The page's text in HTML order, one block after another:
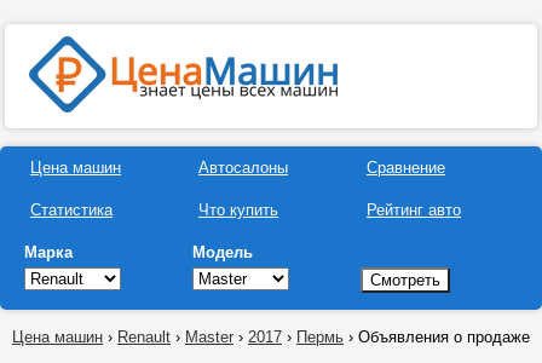
Цена машин
Статистика
Автосалоны
Что купить
Сравнение
Рейтинг авто
Марка Модель
Цена машин › Renault › Master › 2017 › Пермь › Объявления о продаже